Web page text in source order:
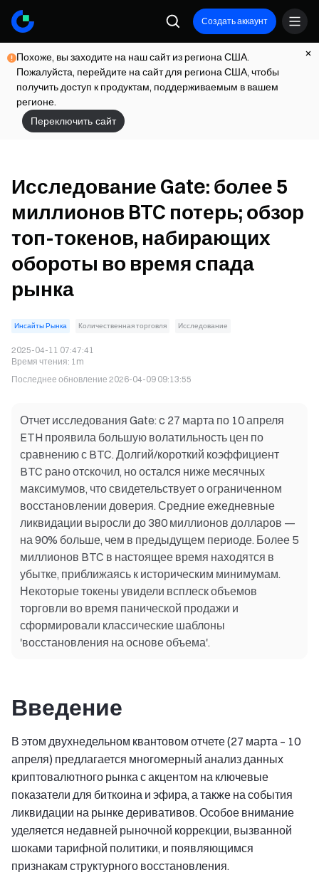
Создать аккаунт
Похоже, вы заходите на наш сайт из региона США.
Пожалуйста, перейдите на сайт для региона США, чтобы
получить доступ к продуктам, поддерживаемым в вашем
регионе.
Переключить сайт
Исследование Gate: более 5
миллионов BTC потерь; обзор
топ-токенов, набирающих
обороты во время спада
рынка
Инсайты Рынка Количественная торговля Исследование
2025-04-11 07:47:41
Время чтения: 1m
Последнее обновление 2026-04-09 09:13:55
Отчет исследования Gate: c 27 марта по 10 апреля
ETH проявила большую волатильность цен по
сравнению с BTC. Долгий/короткий коэффициент
BTC рано отскочил, но остался ниже месячных
максимумов, что свидетельствует о ограниченном
восстановлении доверия. Средние ежедневные
ликвидации выросли до 380 миллионов долларов —
на 90% больше, чем в предыдущем периоде. Более 5
миллионов BTC в настоящее время находятся в
убытке, приближаясь к историческим минимумам.
Некоторые токены увидели всплеск объемов
торговли во время панической продажи и
сформировали классические шаблоны
'восстановления на основе объема'.
Введение
В этом двухнедельном квантовом отчете (27 марта – 10
апреля) предлагается многомерный анализ данных
криптовалютного рынка с акцентом на ключевые
показатели для биткоина и эфира, а также на события
ликвидации на рынке деривативов. Особое внимание
уделяется недавней рыночной коррекции, вызванной
шоками тарифной политики, и появляющимся
признакам структурного восстановления.